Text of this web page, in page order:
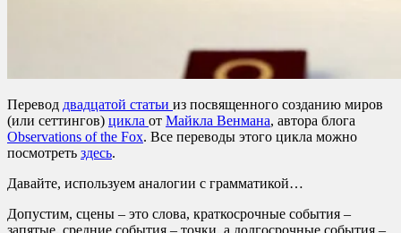
Перевод двадцатой статьи из посвященного созданию миров
(или сеттингов) цикла от Майкла Венмана, автора блога
Observations of the Fox. Все переводы этого цикла можно
посмотреть здесь.
Давайте, используем аналогии с грамматикой…
Допустим, сцены – это слова, краткосрочные события –
запятые, средние события – точки, а долгосрочные события –